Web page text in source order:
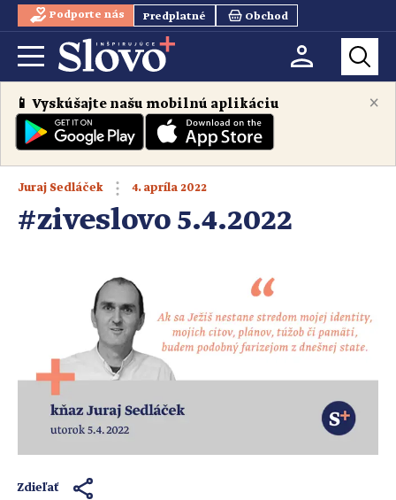
Podporte nás Predplatné Obchod
×
📱 Vyskúšajte našu mobilnú aplikáciu
Juraj Sedláček 4. apríla 2022
#ziveslovo 5.4.2022
Zdieľať